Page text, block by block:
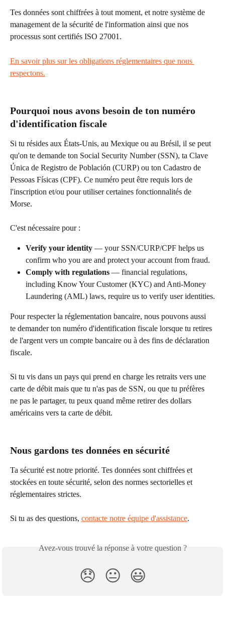
Tes données sont chiffrées à tout moment, et notre système de
management de la sécurité de l'information ainsi que nos
processus sont certifiés ISO 27001.
En savoir plus sur les obligations réglementaires que nous
respectons.
Pourquoi nous avons besoin de ton numéro
d'identification fiscale
Si tu résides aux États-Unis, au Mexique ou au Brésil, il se peut
qu'on te demande ton Social Security Number (SSN), ta Clave
Única de Registro de Población (CURP) ou ton Cadastro de
Pessoas Físicas (CPF). Ce numéro peut être requis lors de
l'inscription et/ou pour utiliser certaines fonctionnalités de
Morse.
C'est nécessaire pour :
Verify your identity — your SSN/CURP/CPF helps us
confirm who you are and protect your account from fraud.
Comply with regulations — financial regulations,
including Know Your Customer (KYC) and Anti-Money
Laundering (AML) laws, require us to verify user identities.
Pour respecter la réglementation bancaire, nous pouvons aussi
te demander ton numéro d'identification fiscale lorsque tu retires
de l'argent vers un compte bancaire ou à des fins de déclaration
fiscale.
Si tu vis dans un pays qui prend en charge les retraits vers une
carte de débit mais que tu n'as pas de SSN, ou que tu préfères
ne pas le partager, tu peux quand même retirer des dollars
américains vers ta carte de débit.
Nous gardons tes données en sécurité
Ta sécurité est notre priorité. Tes données sont chiffrées et
stockées en toute sécurité, selon des normes sectorielles et
réglementaires strictes.
Si tu as des questions, contacte notre équipe d'assistance.
Avez-vous trouvé la réponse à votre question ?
😞 😐 😃